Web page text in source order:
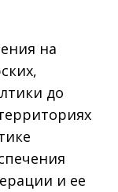
на
до
и ее